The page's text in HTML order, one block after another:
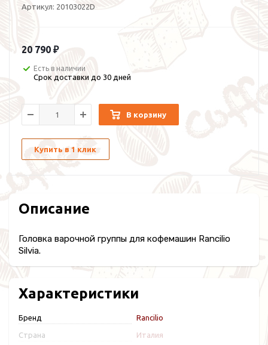
Артикул: 20103022D
20 790 ₽
Есть в наличии
Срок доставки до 30 дней
В корзину
Купить в 1 клик
Описание
Головка варочной группы для кофемашин Rancilio
Silvia.
Характеристики
Бренд Rancilio
Страна Италия